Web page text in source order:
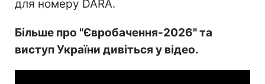
для номеру DARA.
Більше про "Євробачення-2026" та
виступ України дивіться у відео.